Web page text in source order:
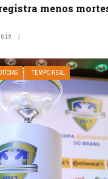
menos
TEMPO REAL